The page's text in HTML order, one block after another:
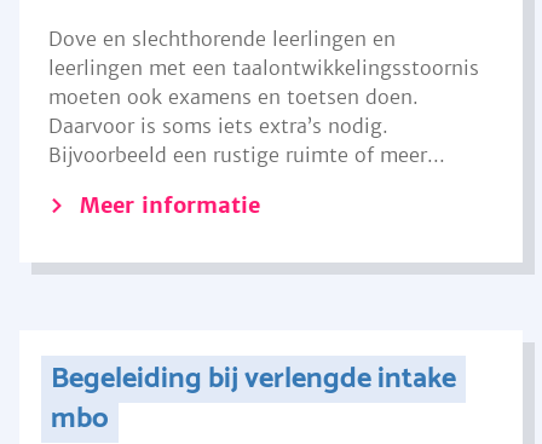
Dove en slechthorende leerlingen en
leerlingen met een taalontwikkelingsstoornis
moeten ook examens en toetsen doen.
Daarvoor is soms iets extra’s nodig.
Bijvoorbeeld een rustige ruimte of meer...
Meer informatie
Begeleiding bij verlengde intake
mbo